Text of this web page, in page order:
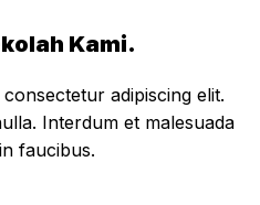
Kami.
adipiscing elit.
Interdum et malesuada
faucibus.